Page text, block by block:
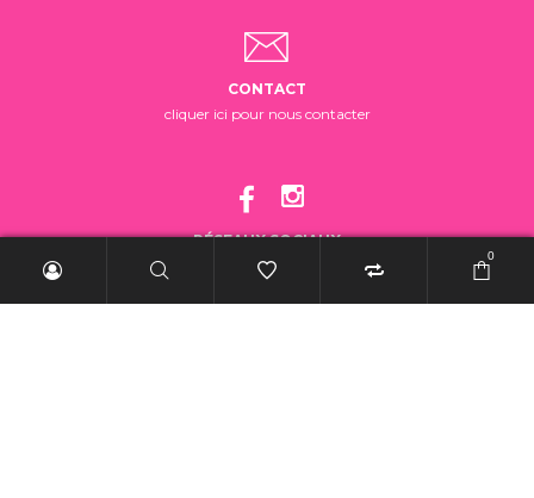
CONTACT
cliquer ici pour nous contacter
RÉSEAUX SOCIAUX
suivez-nous!
0